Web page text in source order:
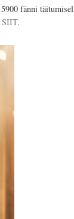
fänni täitumisel
SIIT.